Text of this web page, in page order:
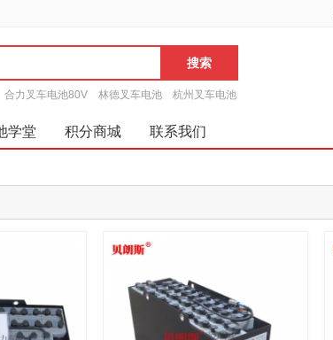
合力叉车电池80V 林德叉车电池 杭州叉车电池
学堂 积分商城 联系我们